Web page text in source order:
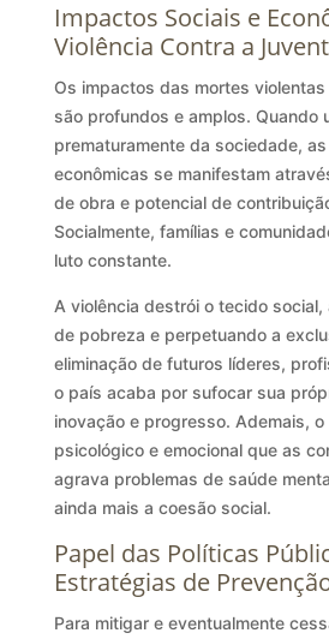
Impactos Sociais e
Violência Contra a
Os impactos das mortes
são profundos e amplos. Quando
prematuramente da sociedade,
econômicas se manifestam
de obra e potencial de
Socialmente, famílias e
luto constante.
A violência destrói o tecido social,
de pobreza e perpetuando a
eliminação de futuros líderes,
o país acaba por sufocar sua
inovação e progresso. Ademais,
psicológico e emocional que as
agrava problemas de saúde
ainda mais a coesão social.
Papel das Políticas
Estratégias de
Para mitigar e eventualmente